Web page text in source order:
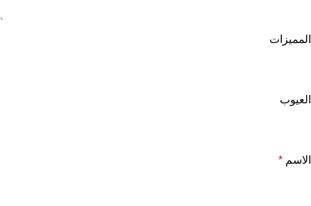
المميزات
العيوب
الاسم *